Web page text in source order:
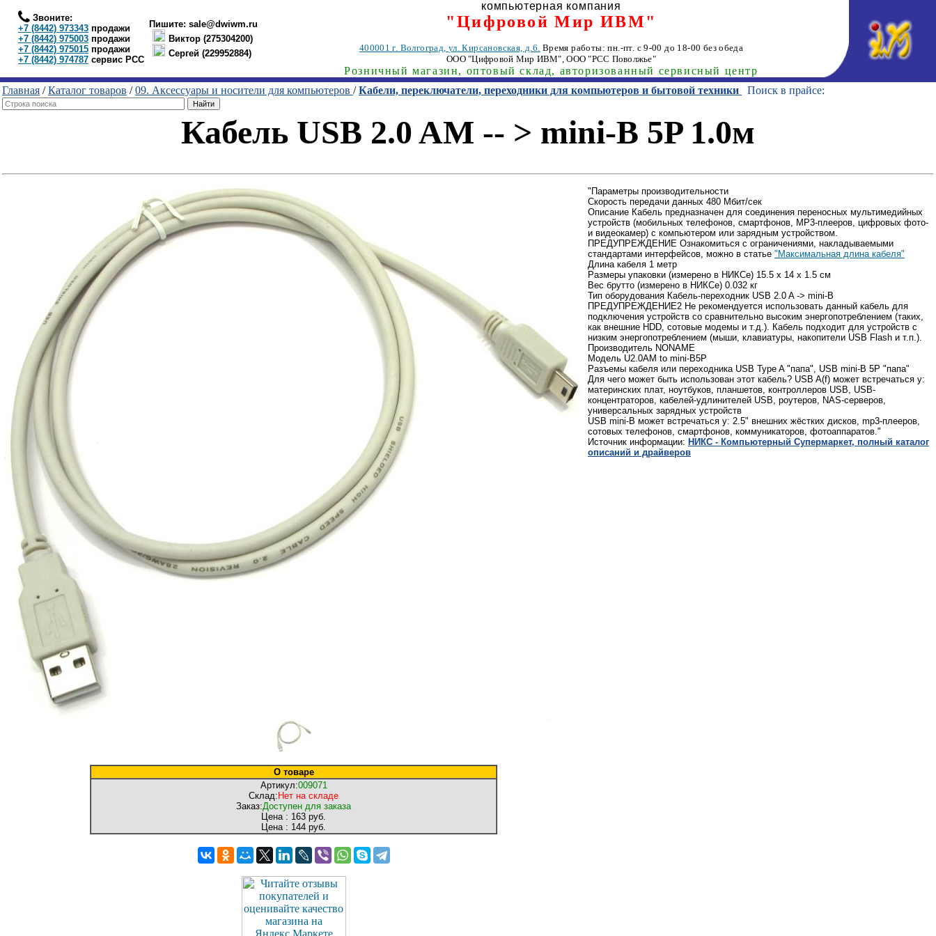
Звоните:
+7 (8442) 973343 продажи
+7 (8442) 975003 продажи
+7 (8442) 975015 продажи
+7 (8442) 974787 сервис РСС
Пишите: sale@dwiwm.ru
Виктор (275304200)
Сергей (229952884)
компьютерная компания
"Цифровой Мир ИВМ"
400001г. Волгоград, ул. Кирсановская, д.6. Время работы: пн.-пт. с 9-00 до 18-00 без обеда
ООО "Цифровой Мир ИВМ", ООО "РСС Поволжье"
Розничный магазин, оптовый склад, авторизованный сервисный центр
Главная /Каталог товаров /09. Аксессуары и носители для компьютеров /Кабели, переключатели, переходники для компьютеров и бытовой техники Поиск в прайсе:
Кабель USB 2.0 AM -- > mini-B 5P 1.0м
О товаре
Артикул:009071
Склад: Нет на складе
Заказ:Доступен для заказа
Цена : 163 руб.
Цена : 144 руб.
"Параметры производительности
Скорость передачи данных 480 Мбит/сек
Описание Кабель предназначен для соединения переносных мультимедийных
устройств (мобильных телефонов, смартфонов, MP3-плееров, цифровых фото-
и видеокамер) с компьютером или зарядным устройством.
ПРЕДУПРЕЖДЕНИЕ Ознакомиться с ограничениями, накладываемыми
стандартами интерфейсов, можно в статье "Максимальная длина кабеля"
Длина кабеля 1 метр
Размеры упаковки (измерено в НИКСе) 15.5 x 14 x 1.5 см
Вес брутто (измерено в НИКСе) 0.032 кг
Тип оборудования Кабель-переходник USB 2.0 A -> mini-B
ПРЕДУПРЕЖДЕНИЕ2 Не рекомендуется использовать данный кабель для
подключения устройств со сравнительно высоким энергопотреблением (таких,
как внешние HDD, сотовые модемы и т.д.). Кабель подходит для устройств с
низким энергопотреблением (мыши, клавиатуры, накопители USB Flash и т.п.).
Производитель NONAME
Модель U2.0AM to mini-B5P
Разъемы кабеля или переходника USB Type A "папа", USB mini-B 5P "папа"
Для чего может быть использован этот кабель? USB A(f) может встречаться у:
материнских плат, ноутбуков, планшетов, контроллеров USB, USB-
концентраторов, кабелей-удлинителей USB, роутеров, NAS-серверов,
универсальных зарядных устройств
USB mini-B может встречаться у: 2.5" внешних жёстких дисков, mp3-плееров,
сотовых телефонов, смартфонов, коммуникаторов, фотоаппаратов."
Источник информации: НИКС - Компьютерный Cупермаркет, полный каталог
описаний и драйверов